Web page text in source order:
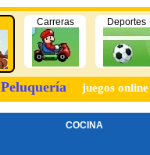
Carreras Deportes
Peluquería juegos
COCINA